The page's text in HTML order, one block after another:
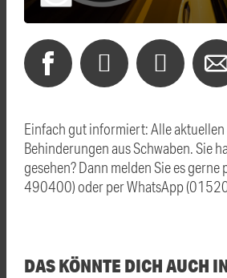
Einfach gut informiert: Alle aktuellen
Behinderungen aus Schwaben. Sie
gesehen? Dann melden Sie es
490400) oder per WhatsApp
DAS KÖNNTE DICH AUCH